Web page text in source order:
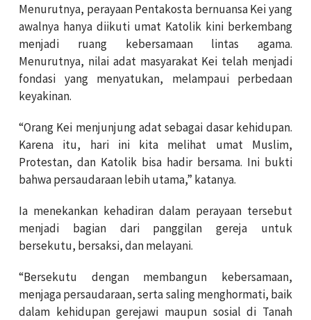
Menurutnya, perayaan Pentakosta bernuansa Kei yang
awalnya hanya diikuti umat Katolik kini berkembang
menjadi ruang kebersamaan lintas agama.
Menurutnya, nilai adat masyarakat Kei telah menjadi
fondasi yang menyatukan, melampaui perbedaan
keyakinan.
“Orang Kei menjunjung adat sebagai dasar kehidupan.
Karena itu, hari ini kita melihat umat Muslim,
Protestan, dan Katolik bisa hadir bersama. Ini bukti
bahwa persaudaraan lebih utama,” katanya.
Ia menekankan kehadiran dalam perayaan tersebut
menjadi bagian dari panggilan gereja untuk
bersekutu, bersaksi, dan melayani.
“Bersekutu dengan membangun kebersamaan,
menjaga persaudaraan, serta saling menghormati, baik
dalam kehidupan gerejawi maupun sosial di Tanah